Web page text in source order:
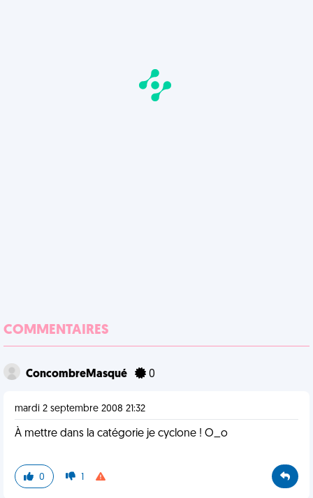
COMMENTAIRES
ConcombreMasqué 0
mardi 2 septembre 2008 21:32
À mettre dans la catégorie je cyclone ! O_o
0 1